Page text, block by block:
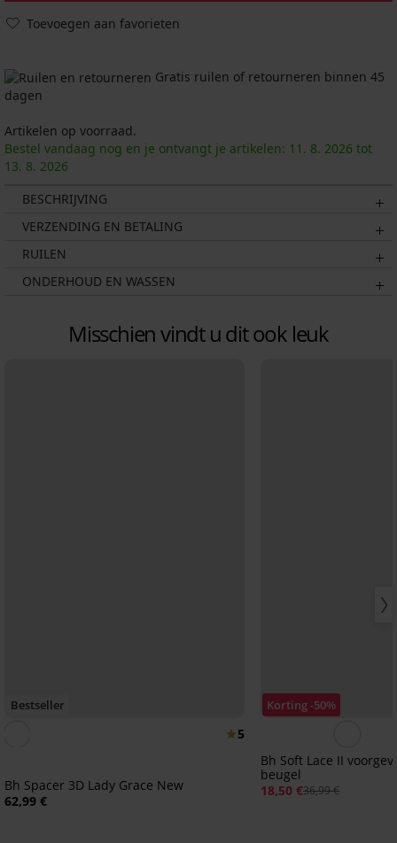
Toevoegen aan favorieten
Gratis ruilen of retourneren binnen 45
dagen
Artikelen op voorraad.
Bestel vandaag nog en je ontvangt je artikelen: 11. 8. 2026 tot
13. 8. 2026
BESCHRIJVING
VERZENDING EN BETALING
RUILEN
ONDERHOUD EN WASSEN
Misschien vindt u dit ook leuk
Bestseller
5
Bh Spacer 3D Lady Grace New
62,99 €
Korting -50%
Bh Soft Lace II
beugel
18,50 €36,99 €